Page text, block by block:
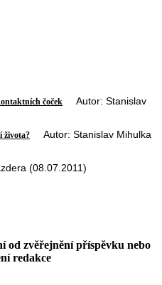
čoček Autor: Stanislav
života? Autor: Stanislav Mihulka
(08.07.2011)
od zvěřejnění příspěvku nebo
redakce